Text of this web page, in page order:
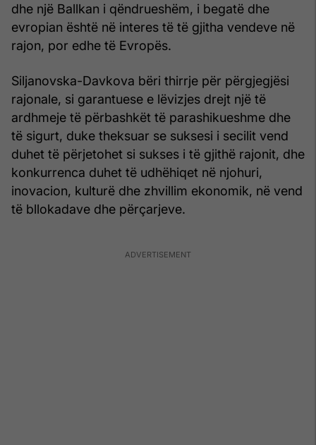
dhe një Ballkan i qëndrueshëm, i begatë dhe
evropian është në interes të të gjitha vendeve në
rajon, por edhe të Evropës.
Siljanovska-Davkova bëri thirrje për përgjegjësi
rajonale, si garantuese e lëvizjes drejt një të
ardhmeje të përbashkët të parashikueshme dhe
të sigurt, duke theksuar se suksesi i secilit vend
duhet të përjetohet si sukses i të gjithë rajonit, dhe
konkurrenca duhet të udhëhiqet në njohuri,
inovacion, kulturë dhe zhvillim ekonomik, në vend
të bllokadave dhe përçarjeve.